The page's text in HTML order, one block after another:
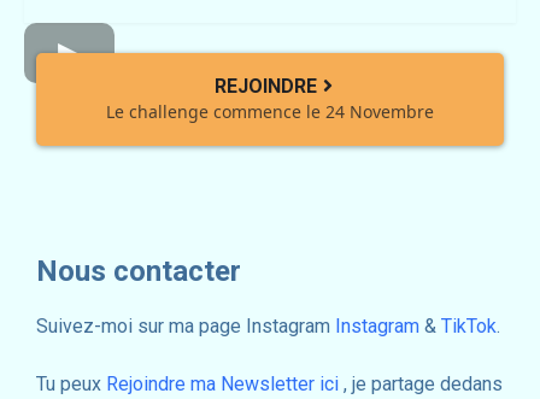
REJOINDRE
Le challenge commence le 24 Novembre
Nous contacter
Suivez-moi sur ma page Instagram Instagram & TikTok.
Tu peux Rejoindre ma Newsletter ici , je partage dedans